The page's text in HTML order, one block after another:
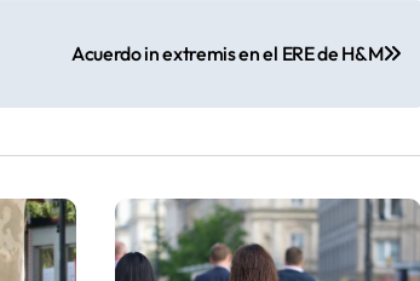
Acuerdo in extremis en el ERE de H&M